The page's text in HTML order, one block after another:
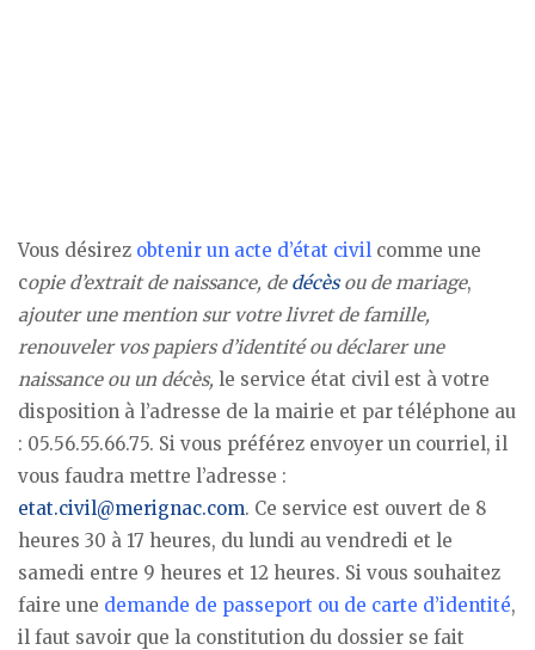
Vous désirez obtenir un acte d’état civil comme une
copie d’extrait de naissance, dedécèsou de mariage,
ajouter une mention sur votre livret de famille,
renouveler vos papiers d’identité ou déclarer une
naissance ou un décès, le service état civil est à votre
disposition à l’adresse de la mairie et par téléphone au
: 05.56.55.66.75. Si vous préférez envoyer un courriel, il
vous faudra mettre l’adresse :
etat.civil@merignac.com. Ce service est ouvert de 8
heures 30 à 17 heures, du lundi au vendredi et le
samedi entre 9 heures et 12 heures. Si vous souhaitez
faire une demande de passeport ou de carte d’identité,
il faut savoir que la constitution du dossier se fait